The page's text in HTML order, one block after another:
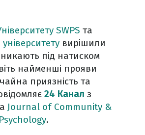
SWPS та
вирішили
під натиском
найменші прояви
приязність та
24 Канал з
Journal of Community &
.